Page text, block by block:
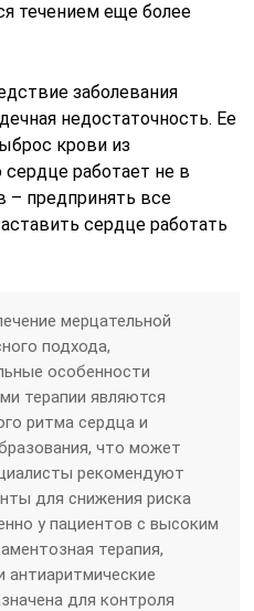
течением еще более
заболевания
недостаточность. Ее
крови из
сердце работает не в
– предпринять все
сердце работать
мерцательной
подхода,
особенности
терапии являются
ритма сердца и
что может
рекомендуют
для снижения риска
у пациентов с высоким
терапия,
для контроля